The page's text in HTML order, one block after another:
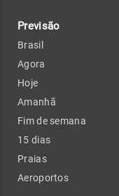
Previsão
Brasil
Agora
Hoje
Amanhã
Fim de semana
15 dias
Praias
Aeroportos